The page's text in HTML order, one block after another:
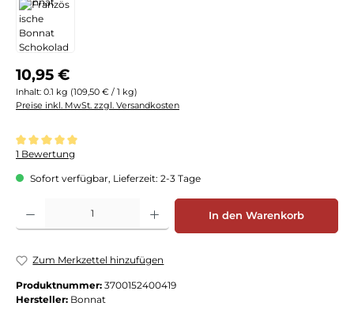
Regulärer Preis:
10,95 €
Inhalt: 0.1 kg (109,50 € / 1 kg)
Preise inkl. MwSt. zzgl. Versandkosten
Durchschnittliche Bewertung von 5 von 5 Sternen
1 Bewertung
Sofort verfügbar, Lieferzeit: 2-3 Tage
Produkt Anzahl: Gib den gewünschten Wert ein oder benutze die
In den Warenkorb
Zum Merkzettel hinzufügen
Produktnummer: 3700152400419
Hersteller: Bonnat